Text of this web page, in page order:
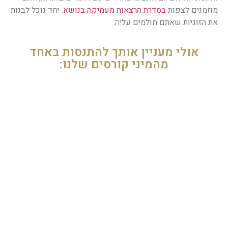
מוזמנים לצפותבסדרת הרצאות מעמיקה בנושא. יחד נוכל לבנות
את הזוגיות שאתם חולמים עליה.
אולי מעניין אותך להתנסות באחד
מהמיני קורסים שלנו: